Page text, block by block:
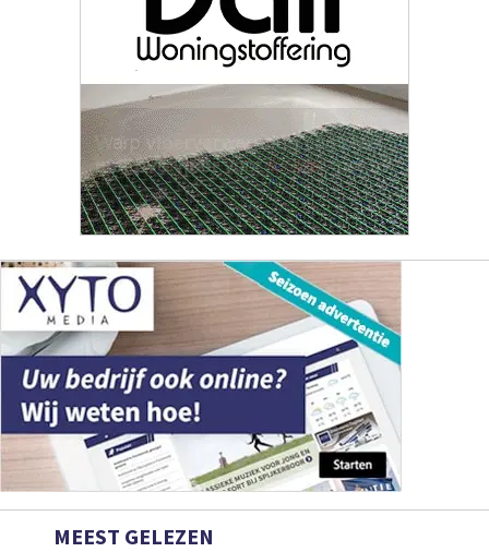
MEEST GELEZEN